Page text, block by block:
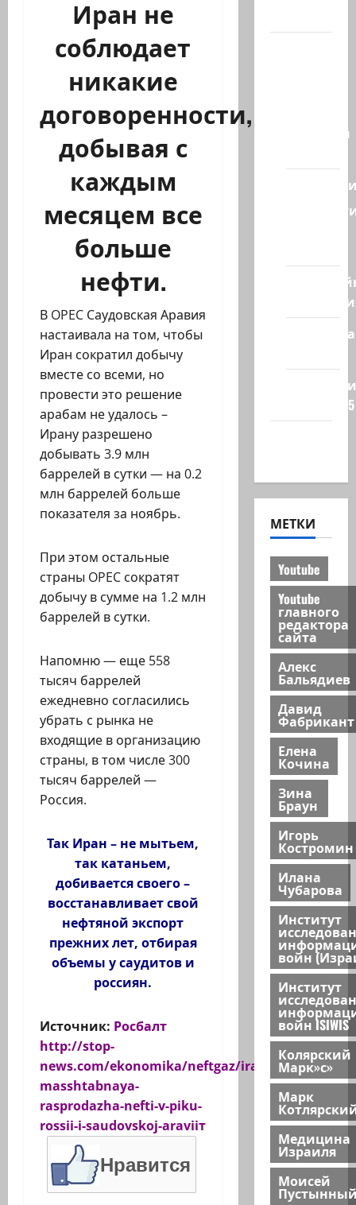
Иран не
соблюдает
никакие
договоренности,
добывая с
каждым
месяцем все
больше
нефти.
В OPEC Саудовская Аравия
настаивала на том, чтобы
Иран сократил добычу
вместе со всеми, но
провести это решение
арабам не удалось –
Ирану разрешено
добывать 3.9 млн
баррелей в сутки — на 0.2
млн баррелей больше
показателя за ноябрь.
При этом остальные
страны OPEC сократят
добычу в сумме на 1.2 млн
баррелей в сутки.
Напомню — еще 558
тысяч баррелей
ежедневно согласились
убрать с рынка не
входящие в организацию
страны, в том числе 300
тысяч баррелей —
Россия.
Так Иран – не мытьем,
так катаньем,
добивается своего –
восстанавливает свой
нефтяной экспорт
прежних лет, отбирая
объемы у саудитов и
россиян.
Источник: Росбалт
http://stop-
news.com/ekonomika/neftgaz/iran-
masshtabnaya-
rasprodazha-nefti-v-piku-
rossii-i-saudovskoj-araviiт
Нравится
Ближний
Полемика
сайта 2025
МЕТКИ
Youtube
Youtube
главного
редактора
сайта
Алекс
Бальядиев
Давид
Фабрикант
Елена
Кочина
Зина
Браун
Игорь
Костромин
Илана
Чубарова
Институт
войн
Институт
войн ISIWIS
Колярский
Марк»с»
Марк
Медицина
Израиля
Моисей